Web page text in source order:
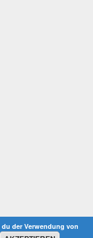
der Verwendung von